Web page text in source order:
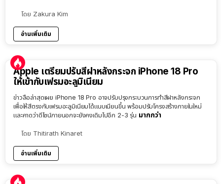
โดย Zakura Kim
อ่านเพิ่มเติม
Apple เตรียมปรับสีฝาหลังกระจก iPhone 18 Pro
ให้เข้ากับเฟรมอะลูมิเนียม
ข่าวลือล่าสุดเผย iPhone 18 Pro อาจปรับปรุงกระบวนการทำสีฝาหลังกระจก
เพื่อให้สีตรงกับเฟรมอะลูมิเนียมได้แนบเนียนขึ้น พร้อมปรับโครงสร้างภายในใหม่
และคาดว่าดีไซน์ภายนอกจะยังคงเดิมไปอีก 2-3 รุ่น มากกว่า
โดย Thitirath Kinaret
อ่านเพิ่มเติม